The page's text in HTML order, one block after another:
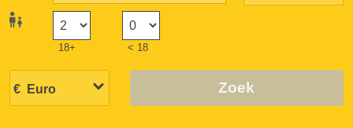
18+ < 18
Zoek